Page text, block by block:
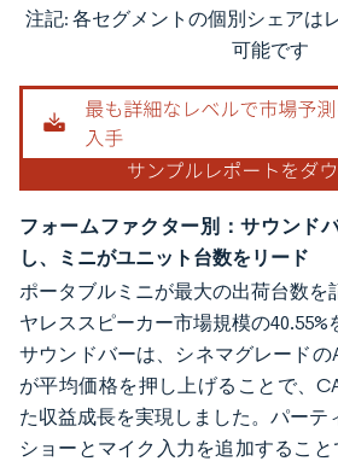
画像 © Mordor Intelligence。再利用にはCC BY
注記: 各セグメントの個別シェアは
可能です
フォームファクター別：サウンド
し、ミニがユニット台数をリード
ポータブルミニが最大の出荷台数を
ヤレススピーカー市場規模の
サウンドバーは、シネマグレード
が平均価格を押し上げることで、
た収益成長を実現しました。パーテ
ショーとマイク入力を追加するこ